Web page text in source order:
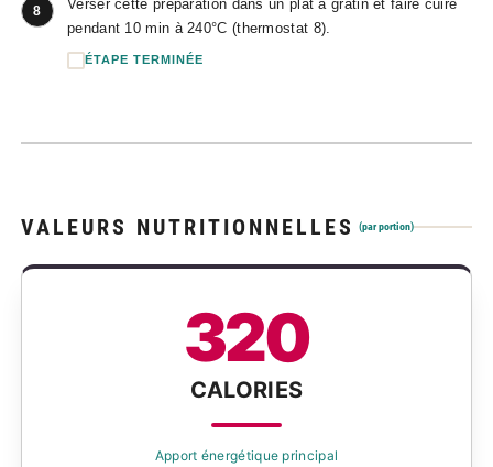
8
Verser cette préparation dans un plat à gratin et faire cuire
pendant 10 min à 240°C (thermostat 8).
ÉTAPE TERMINÉE
VALEURS NUTRITIONNELLES (par portion)
320
CALORIES
Apport énergétique principal